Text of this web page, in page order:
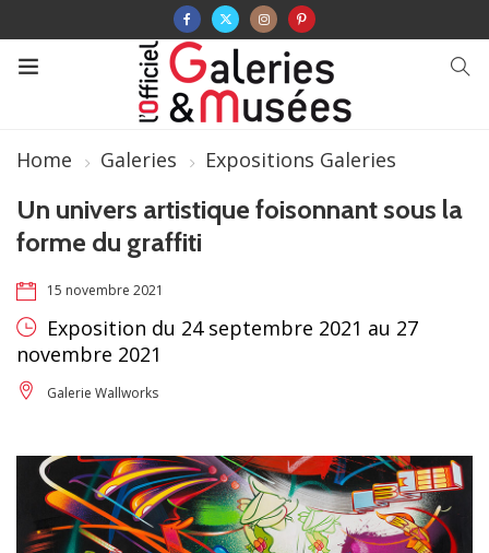
Home Galeries Expositions Galeries
Un univers artistique foisonnant sous la
forme du graffiti
15 novembre 2021
Exposition du 24 septembre 2021 au 27
novembre 2021
Galerie Wallworks